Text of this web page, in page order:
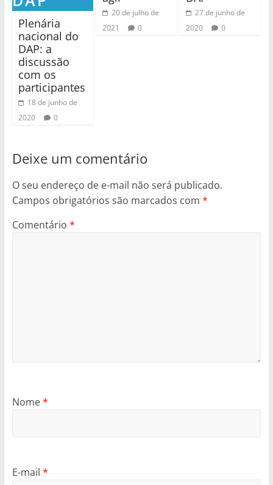
Plenária
nacional do
DAP: a
discussão
com os
participantes
18 de junho de
2020
0
20 de julho de
2021
0
27 de junho de
2020
0
Deixe um comentário
O seu endereço de e-mail não será publicado.
Campos obrigatórios são marcados com *
Comentário *
Nome*
E-mail *